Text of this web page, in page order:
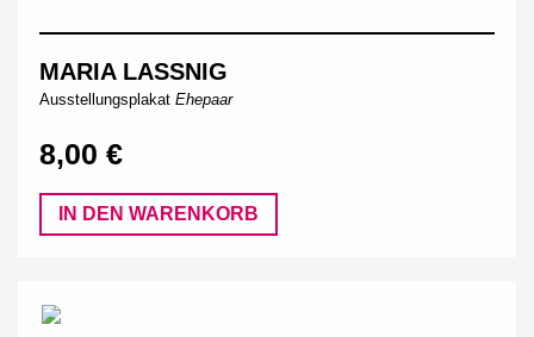
MARIA LASSNIG
Ausstellungsplakat Ehepaar
8,00 €
IN DEN WARENKORB